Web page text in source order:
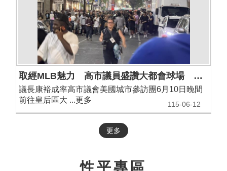
取經MLB魅力 高市議員盛讚大都會球場 康議長：澄清湖球場升級才能迎來更多國際賽事
115-06-12
議長康裕成率高市議會美國城市參訪團6月10日晚間
前往皇后區大 ...更多
更多
性平專區